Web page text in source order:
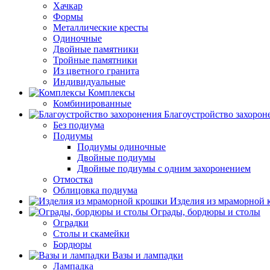
Хачкар
Формы
Металлические кресты
Одиночные
Двойные памятники
Тройные памятники
Из цветного гранита
Индивидуальные
Комплексы
Комбинированные
Благоустройство
Без подиума
Подиумы
Подиумы одиночные
Двойные подиумы
Двойные подиумы с одним захоронением
Отмостка
Облицовка подиума
Изделия из мраморной
Ограды, бордюры и столы
Оградки
Столы и скамейки
Бордюры
Вазы и лампадки
Лампадка